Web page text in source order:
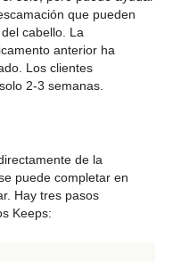
que pueden
cabello. La
anterior ha
Los clientes
2-3 semanas.
de la
puede completar en
Hay tres pasos
Keeps: